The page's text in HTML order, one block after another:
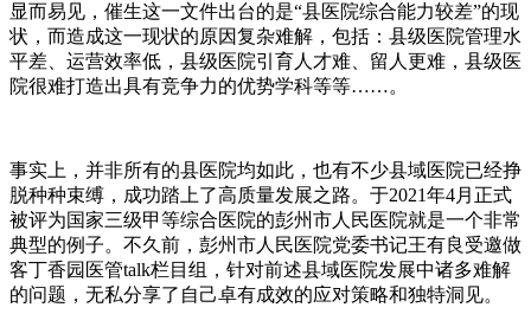
显而易见，催生这一文件出台的是“县医院综合能力较差”的现
状，而造成这一现状的原因复杂难解，包括：县级医院管理水
平差、运营效率低，县级医院引育人才难、留人更难，县级医
院很难打造出具有竞争力的优势学科等等……。
事实上，并非所有的县医院均如此，也有不少县域医院已经挣
脱种种束缚，成功踏上了高质量发展之路。于2021年4月正式
被评为国家三级甲等综合医院的彭州市人民医院就是一个非常
典型的例子。不久前，彭州市人民医院党委书记王有良受邀做
客丁香园医管talk栏目组，针对前述县域医院发展中诸多难解
的问题，无私分享了自己卓有成效的应对策略和独特洞见。